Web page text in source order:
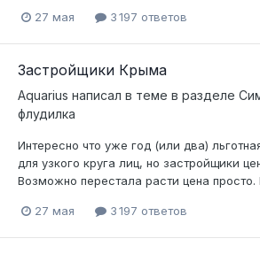
27 мая 3 197 ответов
Застройщики Крыма
Aquarius написал в теме в разделе
флудилка
Интересно что уже год (или два)
для узкого круга лиц, но застройщики
Возможно перестала расти цена
27 мая 3 197 ответов